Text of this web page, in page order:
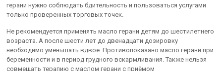
герани нужно соблюдать бдительность и пользоваться услугами
только проверенных торговых точек.
Не рекомендуется применять масло герани детям до шестилетнего
возраста. А после шести лет до двенадцати дозировку
необходимо уменьшать вдвое. Противопоказано масло герани при
беременности и в период грудного вскармливания. Также нельзя
совмещать терапию с маслом герани с приёмом